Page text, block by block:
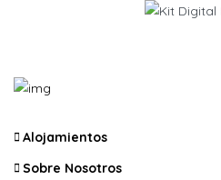
Alojamientos
Sobre Nosotros